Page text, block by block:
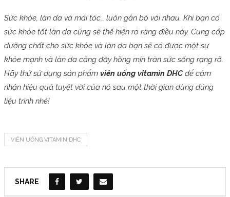
Sức khỏe, làn da và mái tóc… luôn gắn bó với nhau. Khi bạn có
sức khỏe tốt làn da cũng sẽ thể hiện rõ ràng điều này. Cung cấp
dưỡng chất cho sức khỏe và làn da bạn sẽ có được một sự
khỏe mạnh và làn da căng đầy hồng mịn tràn sức sống rạng rỡ.
Hãy thử sử dụng sản phẩm viên uống vitamin DHC để cảm
nhận hiệu quả tuyệt vời của nó sau một thời gian dùng đúng
liệu trình nhé!
VIÊN UỐNG VITAMIN DHC
SHARE